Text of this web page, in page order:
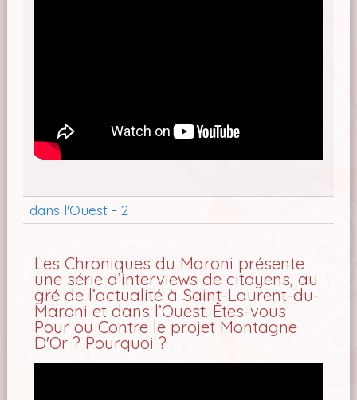
dans l'Ouest - 2
Les Chroniques du Maroni présente
une série d’interviews de citoyens, au
gré de l’actualité à Saint-Laurent-du-
Maroni et dans l’Ouest. Êtes-vous
Pour ou Contre le projet Montagne
D'Or ? Pourquoi ?